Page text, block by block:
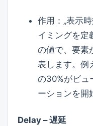
作用：„表示
イミングを定
の値で、要素
表します。例
の30%がビュ
ーションを開
Delay – 遅延